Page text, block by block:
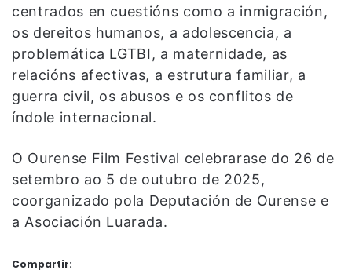
centrados en cuestións como a inmigración,
os dereitos humanos, a adolescencia, a
problemática LGTBI, a maternidade, as
relacións afectivas, a estrutura familiar, a
guerra civil, os abusos e os conflitos de
índole internacional.
O Ourense Film Festival celebrarase do 26 de
setembro ao 5 de outubro de 2025,
coorganizado pola Deputación de Ourense e
a Asociación Luarada.
Compartir: